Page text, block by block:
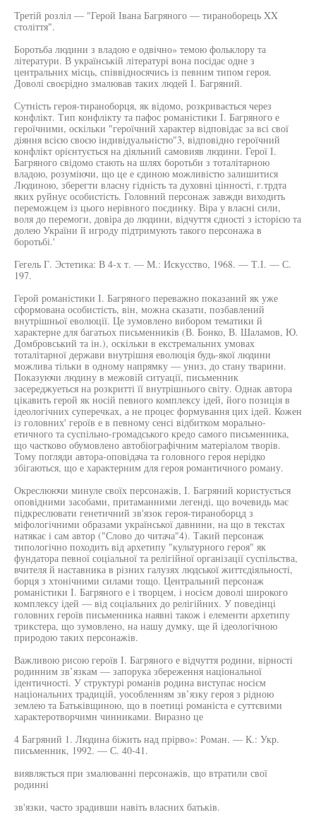
Третій розліл — "Герой Івана Багряного — тираноборець XX
століття".
Боротьба людини з владою е одвічно» темою фольклору та
літератури. В українській літературі вона посідає одне з
центральних місць, співвідносячись із певним типом героя.
Доволі своєрідно змалював таких людей І. Багряний.
Сутність героя-тираноборця, як відомо, розкривається через
конфлікт. Тип конфлікту та пафос романістики І. Багряного е
героїчними, оскільки "героїчний характер відповідає за всі свої
діяння всією своєю індивідуальністю"3, відповідно героїчний
конфлікт орієнтується на діяльний самовияв людини. Герої І.
Багряного свідомо стають на шлях боротьби з тоталітарною
владою, розуміючи, що це е єдиною можливістю залишитися
Людиною, зберегти власну гідність та духовні цінності, г.трдта
яких руйнує особистість. Головний персонаж завжди виходить
переможцем із цього нерівного поєдинку. Віра у власні сили,
воля до перемоги, довіра до людини, відчуття єдності з історією та
долею України й игроду підтримують такого персонажа в
боротьбі.'
Гегель Г. Эстетика: В 4-х т. — М.: Искусство, 1968. — Т.І. — С.
197.
Герой романістики І. Багряного переважно показаний як уже
сформована особистість, він, можна сказати, позбавлений
внутрішньої еволюції. Це зумовлено вибором тематики й
характерне для багатьох письменників (В. Бонко, В. Шаламов, Ю.
Домбровський та ін.), оскільки в екстремальних умовах
тоталітарної держави внутрішня еволюція будь-якої людини
можлива тільки в одному напрямку — униз, до стану тварини.
Показуючи людину в межовій ситуації, письменник
засереджуеться на розкритті її внутрішнього світу. Однак автора
цікавить герой як носій певного комплексу ідей, його позиція в
ідеологічних суперечках, а не процес формування цих ідей. Кожен
із головних' героїв е в певному сенсі відбитком морально-
етичного та суспільно-громадського кредо самого письменника,
що частково обумовлено автобіографічним матеріалом творів.
Тому погляди автора-оповідача та головного героя нерідко
збігаються, що е характерним для героя романтичного роману.
Окреслюючи минуле своїх персонажів, І. Багряний користується
оповідними засобами, притаманними легенді, що вочевидь має
підкреслювати генетичний зв'язок героя-тираноборцд з
міфологічними образами української давнини, на що в текстах
натякає і сам автор ("Слово до читача"4). Такий персонаж
типологічно походить від архетипу "культурного героя" як
фундатора певної соціальної та релігійної організації суспільства,
вчителя й наставника в різних галузях людської життєдіяльності,
борця з хтонічними силами тощо. Центральний персонаж
романістики І. Багряного е і творцем, і носієм доволі широкого
комплексу ідей — від соціальних до релігійних. У поведінці
головних героїв письменника наявні також і елементи архетипу
трикстера, що зумовлено, на нашу думку, ще й ідеологічною
природою таких персонажів.
Важливою рисою героїв І. Багряного е відчуття родини, вірності
родинним зв’язкам — запорука збереження національної
ідентичності. У структурі романів родина виступає носієм
національних традицій, уособленням зв’язку героя з рідною
землею та Батьківщиною, що в поетиці романіста е суттєвими
характеротворчимн чинниками. Виразно це
4 Багряний 1. Людина біжить над прірво»: Роман. — К.: Укр.
письменник, 1992. — С. 40-41.
виявляється при змалюванні персонажів, що втратили свої
родинні
зв'язки, часто зрадивши навіть власних батьків.